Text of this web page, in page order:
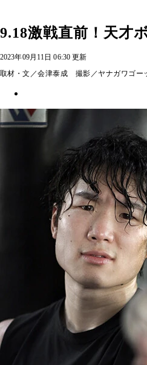
9.18激戦直前！天才
2023年09月11日 06:30 更新
取材・文／会津泰成 撮影／ヤナガワゴー